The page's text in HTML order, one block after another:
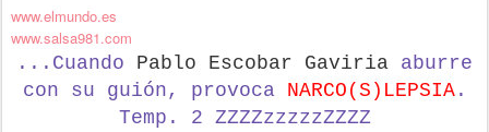
www.elmundo.es
www.salsa981.com
...Cuando Pablo Escobar Gaviria aburre
con su guión, provoca NARCO(S)LEPSIA.
Temp. 2 ZZZZzzzzzZZZZ